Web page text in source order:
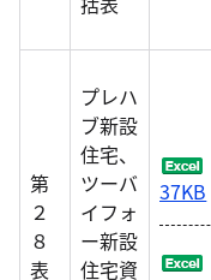
第
２
８
表
プレハ
ブ新設
住宅、
ツーバ
イフォ
ー新設
住宅資
37KB